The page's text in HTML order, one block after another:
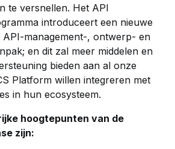
te versnellen. Het API
introduceert een nieuwe
API-management-, ontwerp- en
en dit zal meer middelen en
bieden aan al onze
Platform willen integreren met
in hun ecosysteem.
hoogtepunten van de
zijn: